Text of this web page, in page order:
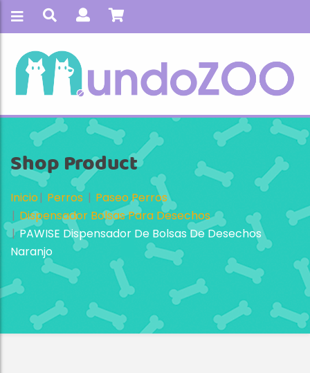
Shop Product
Inicio Perros
Paseo Perros
Dispensador Bolsas Para Desechos
PAWISE Dispensador De Bolsas De Desechos
Naranjo